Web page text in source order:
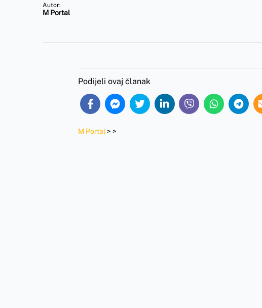
Autor:
M Portal
Podijeli ovaj članak
M Portal > >